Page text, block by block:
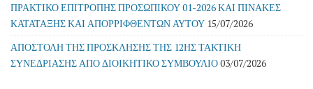
ΠΡΑΚΤΙΚΟ ΕΠΙΤΡΟΠΗΣ ΠΡΟΣΩΠΙΚΟΥ 01-2026 ΚΑΙ ΠΙΝΑΚΕΣ
ΚΑΤΑΤΑΞΗΣ ΚΑΙ ΑΠΟΡΡΙΦΘΕΝΤΩΝ ΑΥΤΟΥ 15/07/2026
ΑΠΟΣΤΟΛΗ ΤΗΣ ΠΡΟΣΚΛΗΣΗΣ ΤΗΣ 12ΗΣ ΤΑΚΤΙΚΗ
ΣΥΝΕΔΡΙΑΣΗΣ ΑΠΟ ΔΙΟΙΚΗΤΙΚΟ ΣΥΜΒΟΥΛΙΟ03/07/2026